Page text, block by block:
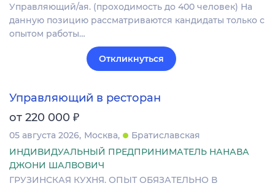
Управляющий/ая. (проходимость до 400 человек) На
данную позицию рассматриваются кандидаты только с
опытом работы…
Откликнуться
Управляющий в ресторан
от 220 000 ₽
05 августа 2026 Москва
Братиславская
ИНДИВИДУАЛЬНЫЙ ПРЕДПРИНИМАТЕЛЬ НАНАВА
ДЖОНИ ШАЛВОВИЧ
ГРУЗИНСКАЯ КУХНЯ. ОПЫТ ОБЯЗАТЕЛЬНО В